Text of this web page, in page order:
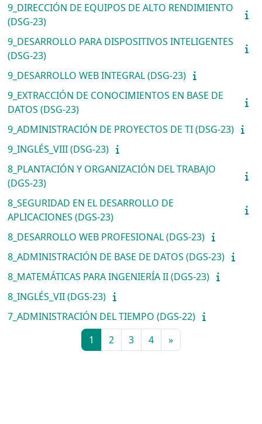
9_DIRECCIÓN DE EQUIPOS DE ALTO RENDIMIENTO
(DSG-23)
9_DESARROLLO PARA DISPOSITIVOS INTELIGENTES
(DSG-23)
9_DESARROLLO WEB INTEGRAL (DSG-23)
9_EXTRACCIÓN DE CONOCIMIENTOS EN BASE DE
DATOS (DSG-23)
9_ADMINISTRACIÓN DE PROYECTOS DE TI (DSG-23)
9_INGLÉS_VIII (DSG-23)
8_PLANTACIÓN Y ORGANIZACIÓN DEL TRABAJO
(DGS-23)
8_SEGURIDAD EN EL DESARROLLO DE
APLICACIONES (DGS-23)
8_DESARROLLO WEB PROFESIONAL (DGS-23)
8_ADMINISTRACIÓN DE BASE DE DATOS (DGS-23)
8_MATEMÁTICAS PARA INGENIERÍA II (DGS-23)
8_INGLÉS_VII (DGS-23)
7_ADMINISTRACIÓN DEL TIEMPO (DGS-22)
1 Página 1
2 Página 2
3Página 3
4Página 4
»Página siguiente